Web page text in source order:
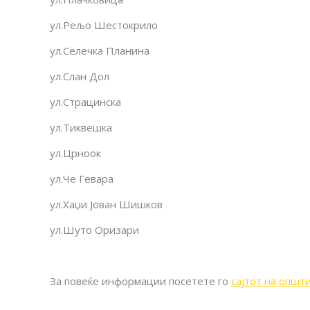
ул.Рељо Шестокрило
ул.Селечка Планина
ул.Слан Дол
ул.Страцинска
ул.Тиквешка
ул.Црноок
ул.Че Гевара
ул.Хаџи Јован Шишков
ул.Шуто Оризари
За повеќе информации посетете го сајтот на